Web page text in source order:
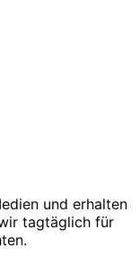
und erhalten
tagtäglich für